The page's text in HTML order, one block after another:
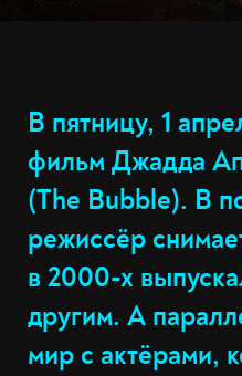
В пятницу, 1
фильм Джадда
(The Bubble). В
режиссёр
в 2000-х
другим. А
мир с актёрами,